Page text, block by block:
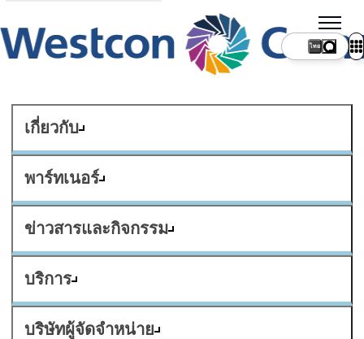
เกี่ยวกับ
พาร์ทเนอร์
ข่าวสารและกิจกรรม
บริการ
บริษัทผู้จัดจำหน่าย
ไทย